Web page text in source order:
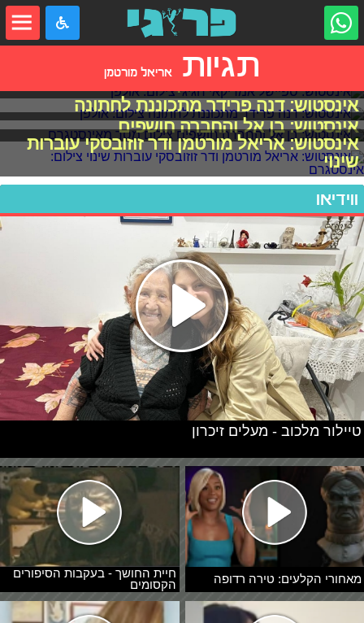
תגיות אריאל מורטמן
אינסטוש: ספיישל אמריקאי חגיגי
אינסטוש: דנה פרידר מתכוננת לחתונה
אינסטוש: בן אל והחברה חושפים
אינסטוש: אריאל מורטמן ודר זוזובסקי עוברות
שינוי
ווידיאו
מאחורי הקלעים: טירה רדופה
חיית החושך - בעקבות הסיפורים
הקסומים
טיילור מלכוב - מעלים זיכרון